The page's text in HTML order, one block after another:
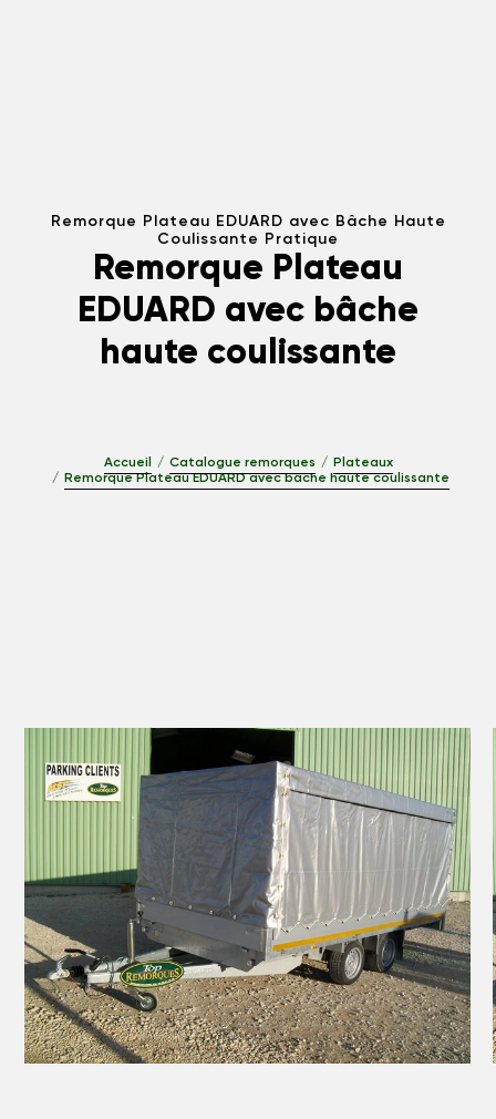
Remorque Plateau EDUARD avec Bâche Haute
Coulissante Pratique
Remorque Plateau
EDUARD avec bâche
haute coulissante
Accueil Catalogue remorques
Plateaux
Remorque Plateau EDUARD avec bâche haute coulissante